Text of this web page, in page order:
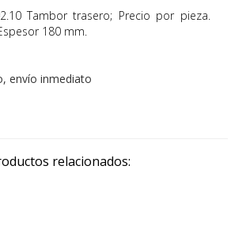
Tambor trasero; Precio por pieza.
180 mm.
envío inmediato
relacionados: